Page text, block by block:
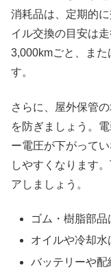
消耗品は、定期的
イル交換の目安は
3,000kmごと、また
す。
さらに、屋外保管
を防ぎましょう。
ー電圧が下がって
しやすくなります
アしましょう。
ゴム・樹脂部
オイルや冷却水
バッテリーや配